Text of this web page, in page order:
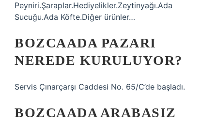
Peyniri.Şaraplar.Hediyelikler.Zeytinyağı.Ada
Sucuğu.Ada Köfte.Diğer ürünler…
BOZCAADA PAZARI
NEREDE KURULUYOR?
Servis Çınarçarşı Caddesi No. 65/C’de başladı.
BOZCAADA ARABASIZ